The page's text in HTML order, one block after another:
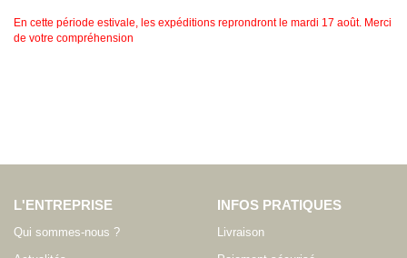
En cette période estivale, les expéditions reprondront le mardi 17 août. Merci
de votre compréhension
L'ENTREPRISE
Qui sommes-nous ?
INFOS PRATIQUES
Livraison